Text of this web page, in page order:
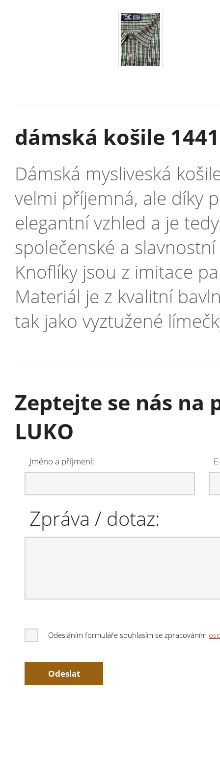
dámská košile
Dámská mysliveská
velmi příjemná, ale díky
elegantní vzhled a je
společenské a
Knoflíky jsou z imitace
Materiál je z kvalitní
tak jako vyztužené
Zeptejte se nás na
LUKO
Jméno a příjmení:
Zpráva / dotaz:
Odesláním formuláře souhlasím se zpracováním